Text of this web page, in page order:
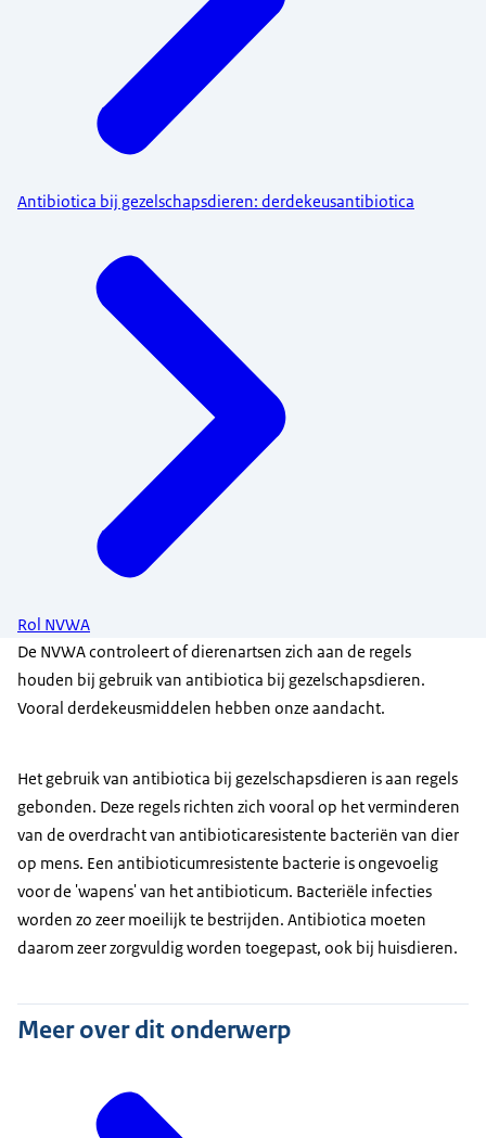
Antibiotica bij gezelschapsdieren: derdekeusantibiotica
Rol NVWA
De NVWA controleert of dierenartsen zich aan de regels
houden bij gebruik van antibiotica bij gezelschapsdieren.
Vooral derdekeusmiddelen hebben onze aandacht.
Het gebruik van antibiotica bij gezelschapsdieren is aan regels
gebonden. Deze regels richten zich vooral op het verminderen
van de overdracht van antibioticaresistente bacteriën van dier
op mens. Een antibioticumresistente bacterie is ongevoelig
voor de 'wapens' van het antibioticum. Bacteriële infecties
worden zo zeer moeilijk te bestrijden. Antibiotica moeten
daarom zeer zorgvuldig worden toegepast, ook bij huisdieren.
Meer over dit onderwerp